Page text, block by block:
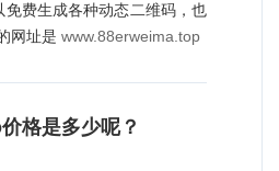
选择生成简单动态图片二维
方式与静态图片二维码的生
，同时在点击生成按钮之前
态图片二维码。有时候您可
有时候您可能需要更多的功
现、车型概况等等。 小程序
序的功用也越来越完善
费生成各种动态二维码，也
网址是 www.88erweima.top
格是多少呢？